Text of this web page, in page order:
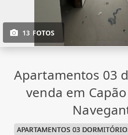
13 FOTOS
Apartamentos 03
venda em
APARTAMENTOS 03